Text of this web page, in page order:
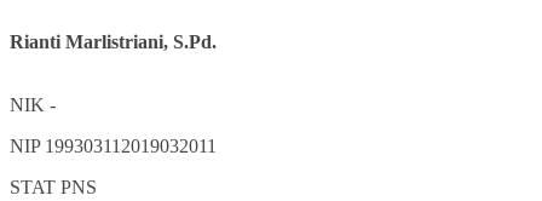
Rianti Marlistriani, S.Pd.
NIK -
NIP 199303112019032011
STAT PNS